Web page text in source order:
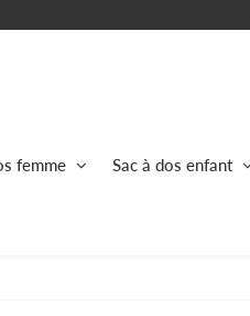
femme Sac à dos enfant